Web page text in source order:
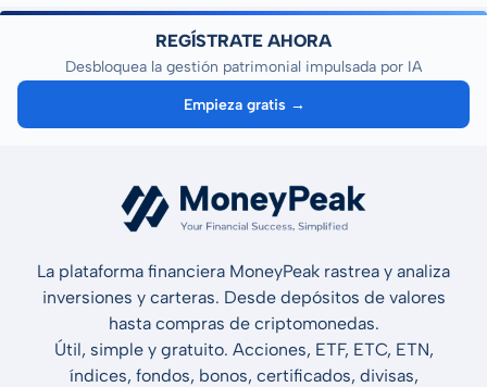
REGÍSTRATE AHORA
Desbloquea la gestión patrimonial impulsada por IA
Empieza gratis →
La plataforma financiera MoneyPeak rastrea y analiza
inversiones y carteras. Desde depósitos de valores
hasta compras de criptomonedas.
Útil, simple y gratuito. Acciones, ETF, ETC, ETN,
índices, fondos, bonos, certificados, divisas,